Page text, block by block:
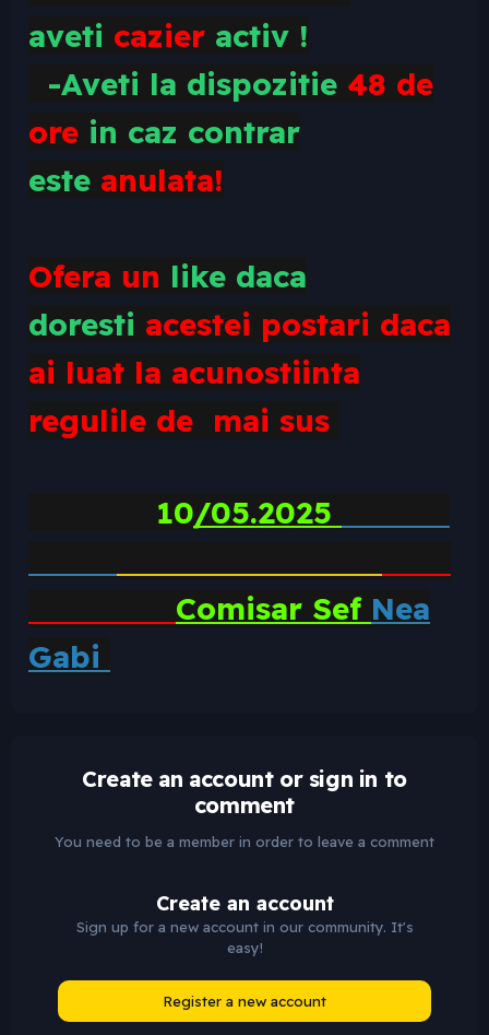
aveti cazier activ !
-Aveti la dispozitie 48 de
ore in caz contrar
este anulata!
Ofera un like daca
doresti acestei postari daca
ai luat la acunostiinta
regulile de mai sus
10/05.2025
Comisar Sef Nea
Gabi
Create an account or sign in to
comment
You need to be a member in order to leave a comment
Create an account
Sign up for a new account in our community. It's
easy!
Register a new account